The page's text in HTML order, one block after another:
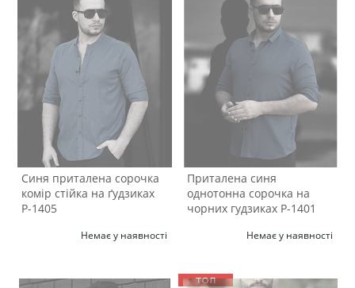
Синя приталена сорочка
комір стійка на ґудзиках
Р-1405
Немає у наявності
Приталена синя
однотонна сорочка на
чорних гудзиках Р-1401
Немає у наявності